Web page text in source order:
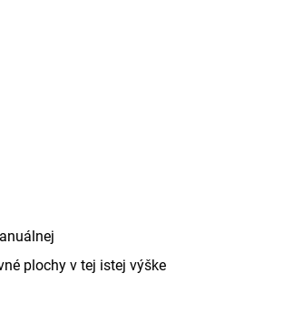
plochy v tej istej výške